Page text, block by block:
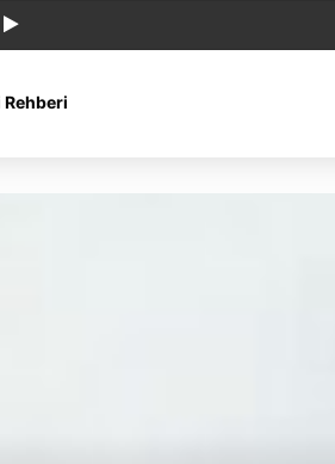
Google Play
Rehberi